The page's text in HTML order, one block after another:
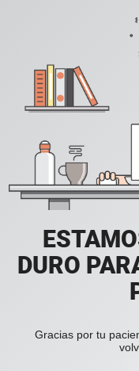
DURO
Gracias por tu